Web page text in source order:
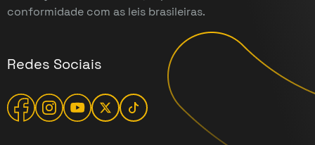
conformidade com as leis brasileiras.
Redes Sociais